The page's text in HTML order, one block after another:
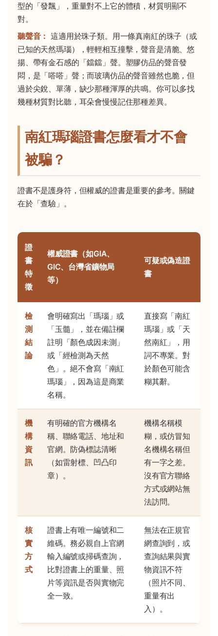
型的「發飄」，重量對不上它的體積，材質明顯不
對。
聽聲音： 這適用於珠子類。用一條真南紅的珠子（或
已知的天然瑪瑙），輕輕相互撞擊，聲音是清脆、悠
揚、帶有金石感的「鐺鐺」聲。塑膠仿品的聲音發
悶，是「嗒嗒」聲；而玻璃仿品的聲音雖然也脆，但
過於尖銳、單薄，缺少那種渾厚的共鳴。你可以多找
幾種材質對比聽，耳朵會慢慢記住那種差異。
南紅瑪瑙證書怎麼看才不會
被騙？
證書不是護身符，但權威的證書是重要的參考。關鍵
在於「查驗」。
證
書
特
徵
權威證書（如GIA、
GIC、台灣省鑛物局
等）
可疑或偽造證
書
檢
測
結
論
會明確寫出「瑪瑙」或
「玉髓」，並在備註欄
註明「顏色成因未測」
或「經檢測為天然
色」。絕不會寫「南紅
瑪瑙」，因為這是商業
名稱。
直接寫「南紅
瑪瑙」或「天
然南紅」，用
詞不專業。對
於顏色可能含
糊其辭。
機
構
資
訊
有明確的官方機構名
稱、聯絡電話、地址和
官網。防偽標誌清晰
（如雷射標、凹凸印
章）。
機構名稱模
糊，或仿冒知
名機構名稱但
有一字之差。
沒有官方聯絡
方式或網站無
法訪問。
核
實
方
式
證書上有唯一編號和二
維碼。務必親自上官網
輸入編號或掃碼查詢，
比對證書上的重量、照
片等資訊是否與實物完
全一致。
無法在正規官
網查詢到，或
查詢結果與實
物資訊不符
（照片不同、
重量有出
入）。